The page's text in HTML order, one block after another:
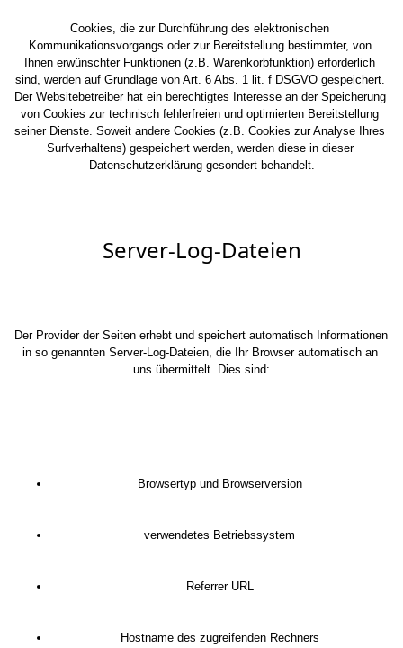
Cookies, die zur Durchführung des elektronischen
Kommunikationsvorgangs oder zur Bereitstellung bestimmter, von
Ihnen erwünschter Funktionen (z.B. Warenkorbfunktion) erforderlich
sind, werden auf Grundlage von Art. 6 Abs. 1 lit. f DSGVO gespeichert.
Der Websitebetreiber hat ein berechtigtes Interesse an der Speicherung
von Cookies zur technisch fehlerfreien und optimierten Bereitstellung
seiner Dienste. Soweit andere Cookies (z.B. Cookies zur Analyse Ihres
Surfverhaltens) gespeichert werden, werden diese in dieser
Datenschutzerklärung gesondert behandelt.
Server-Log-Dateien
Der Provider der Seiten erhebt und speichert automatisch Informationen
in so genannten Server-Log-Dateien, die Ihr Browser automatisch an
uns übermittelt. Dies sind:
Browsertyp und Browserversion
verwendetes Betriebssystem
Referrer URL
Hostname des zugreifenden Rechners